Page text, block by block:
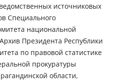
источниковых
Специального
национальной
Президента Республики
по правовой статистике
прокуратуры
области,